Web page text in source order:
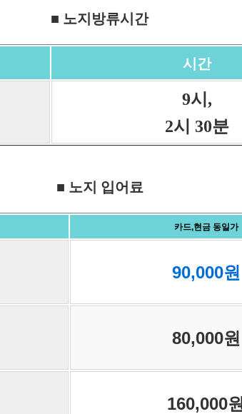
■ 노지방류시간
시간
9시,
2시 30분
■ 노지 입어료
카드,현금 동일가
90,000원
80,000원
160,000원